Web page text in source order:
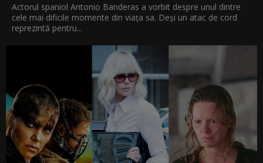
Actorul spaniol Antonio Banderas a vorbit despre unul dintre
cele mai dificile momente din viața sa. Deși un atac de cord
reprezintă pentru...